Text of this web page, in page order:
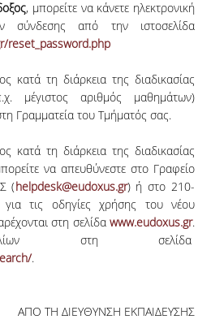
, μπορείτε να κάνετε ηλεκτρονική
σύνδεσης από την ιστοσελίδα
reset_password.php
κατά τη διάρκεια της διαδικασίας
μέγιστος αριθμός μαθημάτων)
Γραμματεία του Τμήματός σας.
κατά τη διάρκεια της διαδικασίας
να απευθύνεστε στο Γραφείο
(helpdesk@eudoxus.gr) ή στο 210-
τις οδηγίες χρήσης του νέου
στη σελίδα www.eudoxus.gr.
στη σελίδα
.
ΑΠΟ ΤΗ ΔΙΕΥΘΥΝΣΗ ΕΚΠΑΙΔΕΥΣΗΣ